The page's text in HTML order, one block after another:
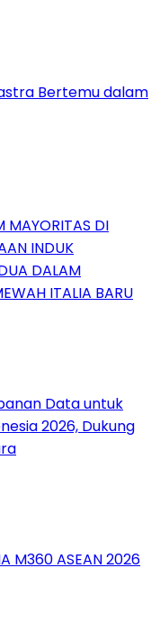
Bertemu dalam
MAYORITAS DI
INDUK
DALAM
ITALIA BARU
Data untuk
2026, Dukung
M360 ASEAN 2026